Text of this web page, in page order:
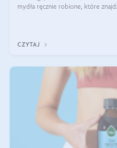
mydła ręcznie robione, które
CZYTAJ